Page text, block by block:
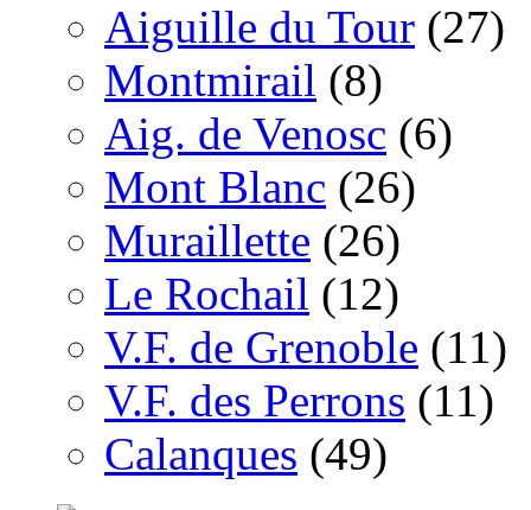
Aiguille du Tour (27)
Montmirail (8)
Aig. de Venosc (6)
Mont Blanc (26)
Muraillette (26)
Le Rochail (12)
V.F. de Grenoble (11)
V.F. des Perrons (11)
Calanques (49)